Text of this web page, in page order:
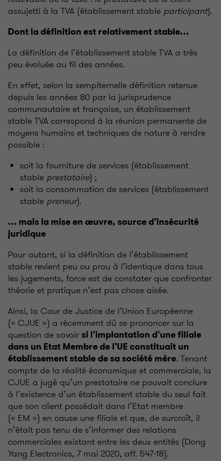
assujetti à la TVA (établissement stable participant).
Dont la définition est relativement stable…
La définition de l’établissement stable TVA a très
peu évoluée au fil des années.
En effet, selon la sempiternelle définition retenue
depuis les années 80 par la jurisprudence
communautaire et française, un établissement
stable TVA correspond à la réunion permanente de
moyens humains et techniques de nature à rendre
possible :
soit la fourniture de services (établissement
stable prestataire) ;
soit la consommation de services (établissement
stable preneur).
… mais la mise en œuvre, source d’insécurité
juridique
Pour autant, si la définition de l’établissement
stable revient peu ou prou à l’identique dans tous
les jugements, force est de constater que confronter
théorie et pratique n’est pas chose aisée.
Ainsi, la Cour de Justice de l’Union Européenne
(« CJUE ») a récemment dû se prononcer sur la
question de savoirsi l’implantation d’une filiale
dans un Etat Membre de l’UE constituait un
établissement stable de sa société mère. Tenant
compte de la réalité économique et commerciale, la
CJUE a jugé qu’un prestataire ne pouvait conclure
à l’existence d’un établissement stable du seul fait
que son client possédait dans l’Etat membre
(« EM ») en cause une filiale et que, de surcroît, il
n’était pas tenu de s’informer des relations
commerciales existant entre les deux entités (Dong
Yang Electronics, 7 mai 2020, aff. 547-18).